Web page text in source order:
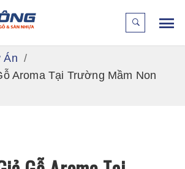
Án
Aroma Tại Trường Mầm Non